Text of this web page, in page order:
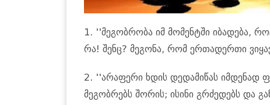
1. ''მეგობრობა იმ მომენტში იბადება,
რა! შენც? მეგონა, რომ ერთადერთი
2. ''არაფერი ხდის დედამიწას
მეგობრებს შორის; ისინი გრძედებს და